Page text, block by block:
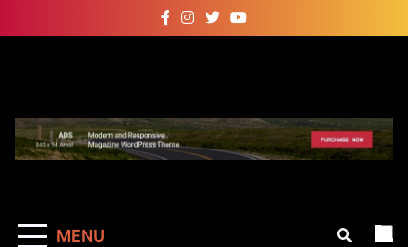
to
Auto Pro
hơn
MENU